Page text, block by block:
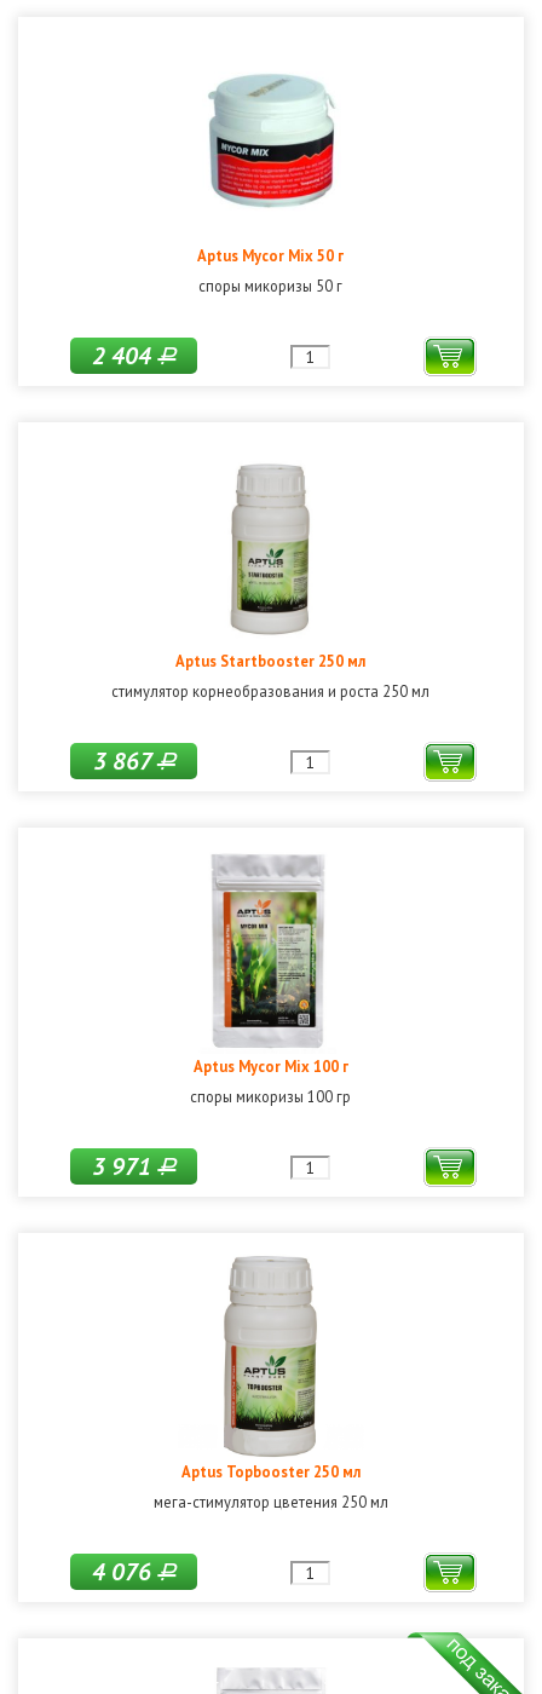
Aptus Mycor Mix 50 г
споры микоризы 50 г
2 404Р
Aptus Startbooster 250 мл
стимулятор корнеобразования и роста 250 мл
3 867Р
Aptus Mycor Mix 100 г
споры микоризы 100 гр
3 971Р
Aptus Topbooster 250 мл
мега-стимулятор цветения 250 мл
4 076Р